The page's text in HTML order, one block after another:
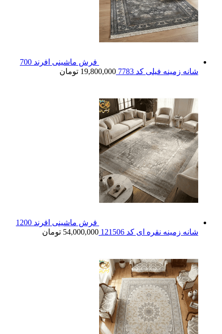
فرش ماشینی افرند 700
شانه زمینه فیلی کد 7783
19,800,000 تومان
فرش ماشینی افرند 1200
شانه زمینه نقره ای کد 121506
54,000,000 تومان